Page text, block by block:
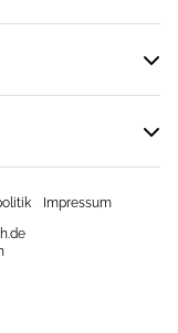
Impressum